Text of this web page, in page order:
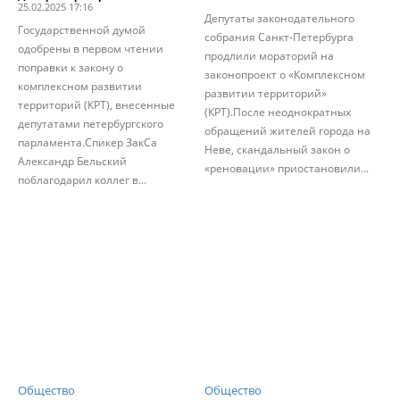
25.02.2025 17:16
Государственной думой
одобрены в первом чтении
поправки к закону о
комплексном развитии
территорий (КРТ), внесенные
депутатами петербургского
парламента.Спикер ЗакСа
Александр Бельский
поблагодарил коллег в...
Депутаты законодательного
собрания Санкт-Петербурга
продлили мораторий на
законопроект о «Комплексном
развитии территорий»
(КРТ).После неоднократных
обращений жителей города на
Неве, скандальный закон о
«реновации» приостановили...
Общество Общество